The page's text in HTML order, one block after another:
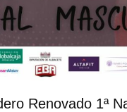
Renovado 1ª